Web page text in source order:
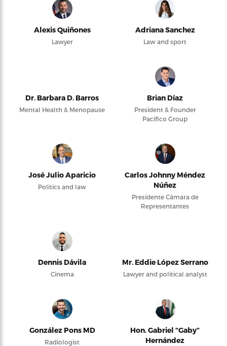
Alexis Quiñones
Lawyer
Adriana Sanchez
Law and sport
Dr. Barbara D. Barros
Mental Health & Menopause
Brian Díaz
President & Founder
Pacifico Group
José Julio Aparicio
Politics and law
Carlos Johnny Méndez
Núñez
Presidente Cámara de
Representantes
Dennis Dávila
Cinema
Mr. Eddie López Serrano
Lawyer and political analyst
González Pons MD
Radiologist
Hon. Gabriel “Gaby”
Hernández